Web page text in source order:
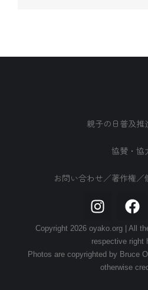
親子の日普及推
協賛・協
お問い合わせ／著作権／
Copyright 2026 oyako.org | All
respective right
Photos are copyrighted by Bruce
otherwise